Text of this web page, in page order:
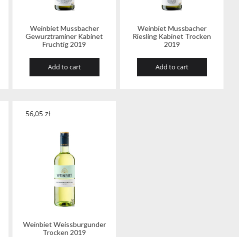
Weinbiet Mussbacher
Gewurztraminer Kabinet
Fruchtig 2019
Add to cart
Weinbiet Mussbacher
Riesling Kabinet Trocken
2019
Add to cart
Weinbiet Weissburgunder
Trocken 2019
56,05zł